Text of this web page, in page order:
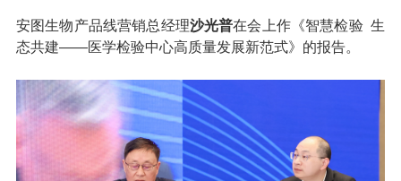
安图生物产品线营销总经理沙光普在会上作《智慧检验 生
态共建——医学检验中心高质量发展新范式》的报告。